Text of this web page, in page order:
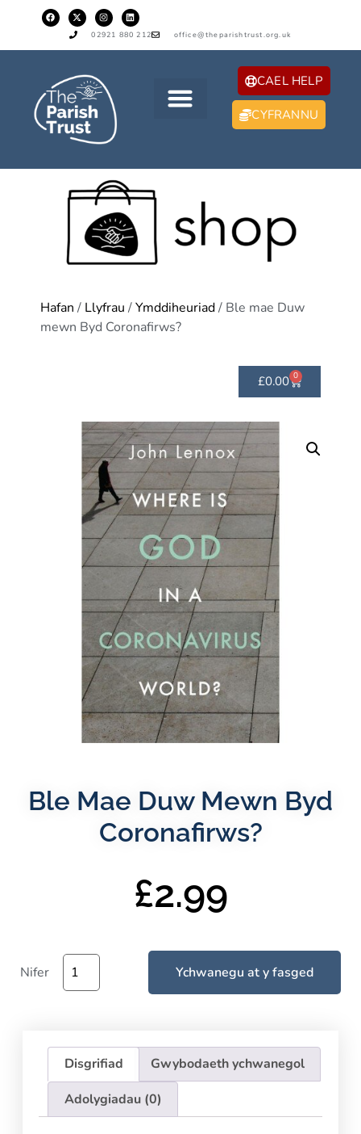
02921 880 212 office@theparishtrust.org.uk
CAEL HELP
CYFRANNU
Hafan / Llyfrau /Ymddiheuriad/ Ble mae Duw
mewn Byd Coronafirws?
£0.00 0
Ble Mae Duw Mewn Byd
Coronafirws?
£2.99
Nifer Ychwanegu at y fasged
Disgrifiad
Gwybodaeth ychwanegol
Adolygiadau (0)